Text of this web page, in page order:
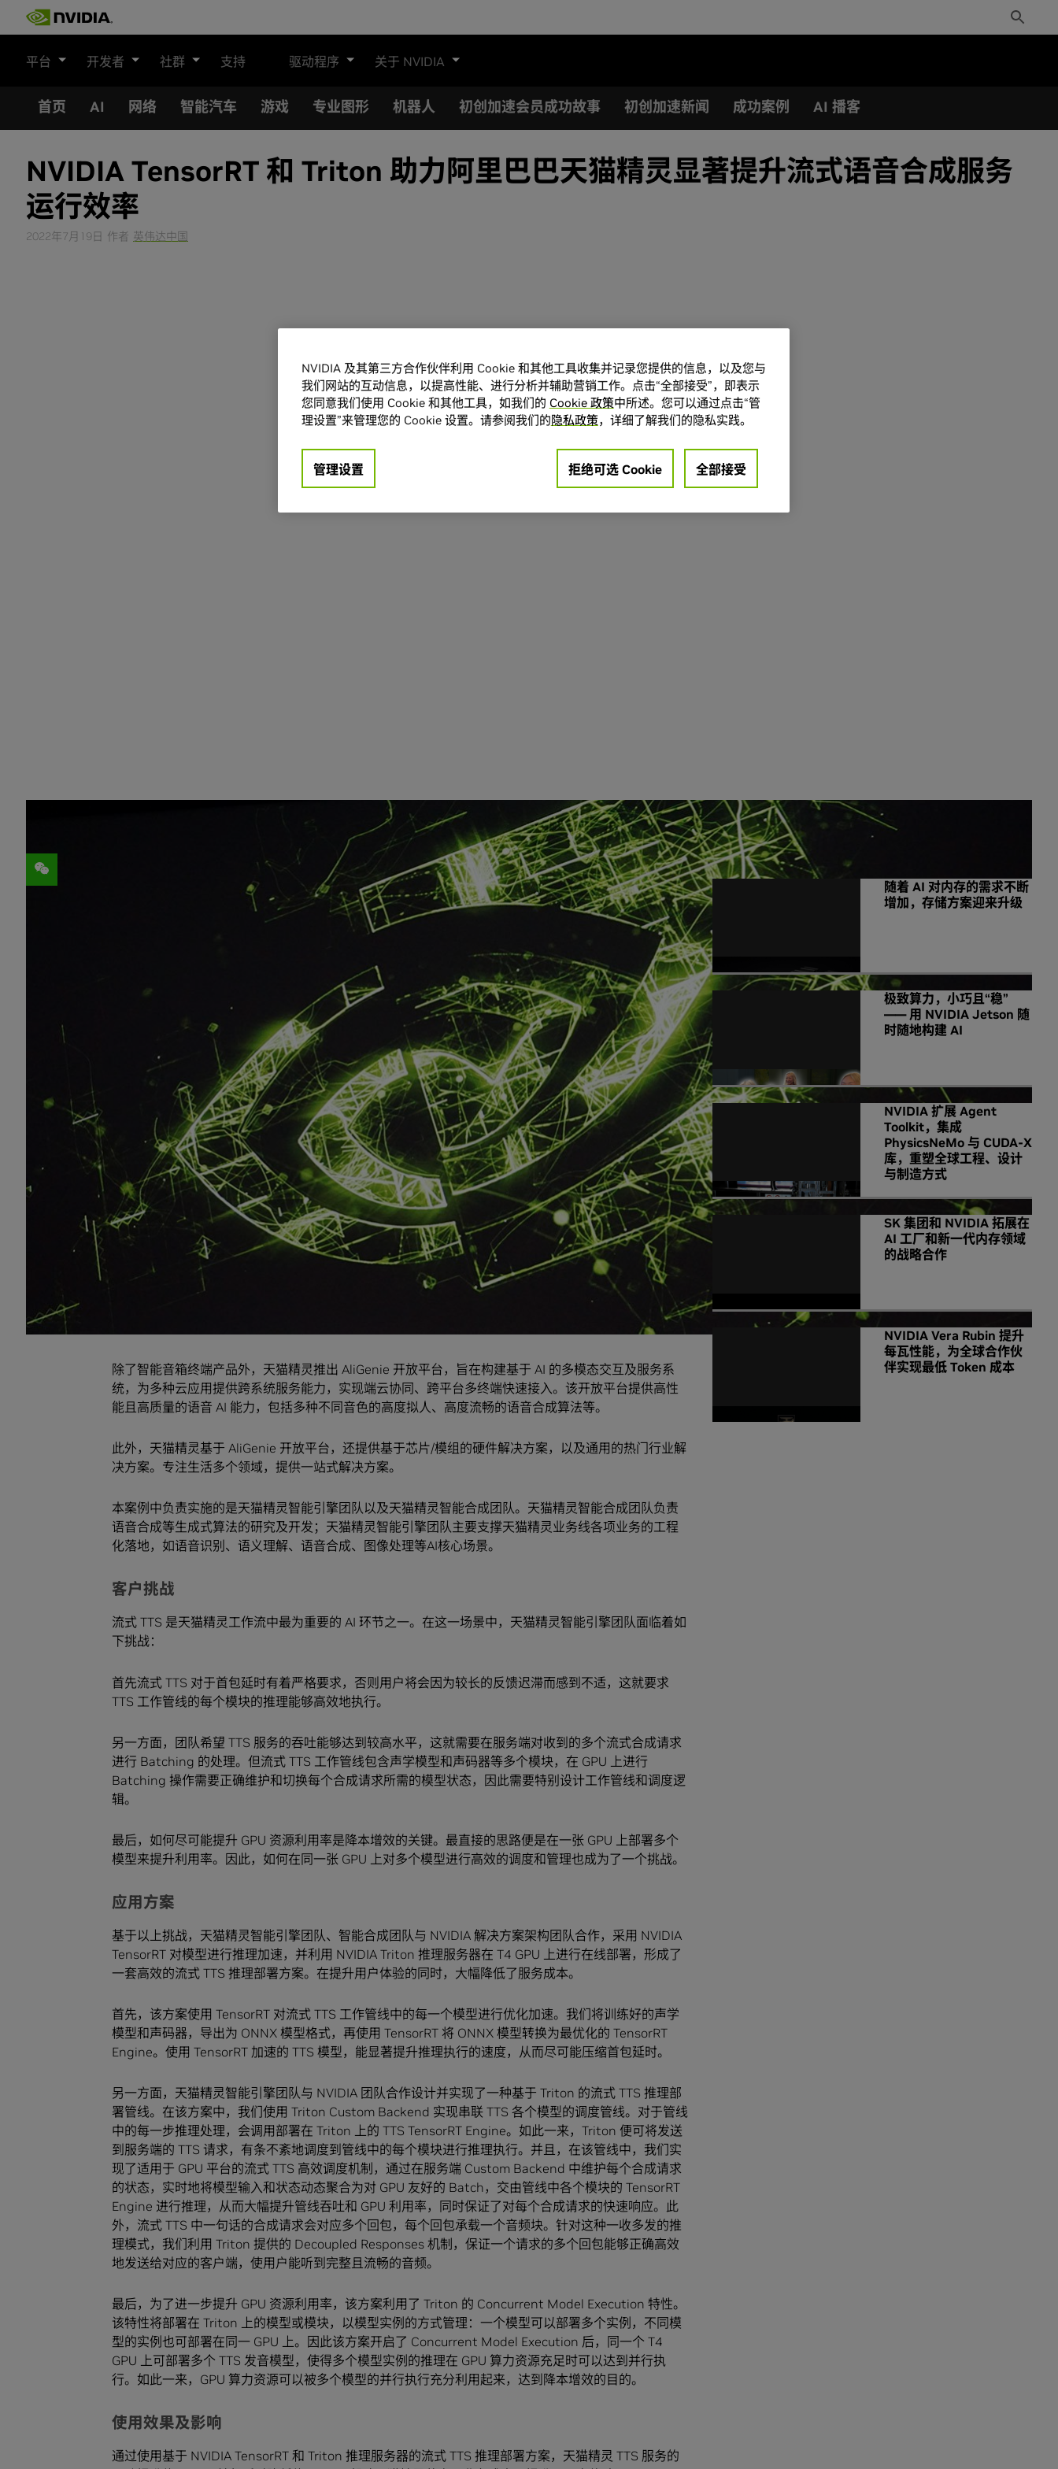
Toggle
Search
平台 开发者 社群 支持 驱动程序 关于 NVIDIA
首页 AI 网络 智能汽车 游戏 专业图形 机器人 初创加速会员成功故事 初创加速新闻 成功案例 AI 播客
NVIDIA TensorRT 和 Triton 助力阿里巴巴天猫精灵显著提升流式语音合成服务
运行效率
2022年7月19日 作者 英伟达中国
本案例中天猫精灵智能引擎团队、智能合成团队与 NVIDIA 团队合作，通过利用 NVIDIA TensorRT 加
速流式语音合成（Text-to-Speech，以下简称 TTS）深度学习模型，并借助 NVIDIA Triton 推理服务
器在 NVIDIA T4 GPU 上进行高效部署，帮助阿里巴巴天猫精灵流式 TTS 服务将吞吐提升 50%，首包
延时降低 35%，大幅提升服务运行效率，提升资源利用率。
本案例主要应用到 NVIDIA GPU、NVIDIA TensorRT 和 Triton 推理服务器。
In this case, Alibaba Tmall Genie has cooperated with NVIDIA to accelerate the deep learning
models of text-to-speech synthesis (TTS) with NVIDIA TensorRT and Triton Inference Server for
highly-efficient deployment on NVIDIA T4 GPU. The throughput of Alibaba Tmall Genie TTS
service is increased by 50% and the first-packet latency is reduced by 35%, which significantly
improve the service efficiency and resource utilization.
The primary products utilized in the case is NVIDIA T4 GPU, NVIDIA TensorRT and NVIDIA Triton
Inference Server.
客户简介及应用背景
天猫精灵（Tmall Genie）是阿里巴巴消费者人工智能一级公司，于 2017 年 9 月发布第一代天猫精灵智
能终端 X1。让用户以自然语言对话的交互方式，实现影音娱乐、购物、信息查询、生活服务等功能操
作，成为消费者的家庭助手。目前，天猫精灵已经服务超过 3000 万中国家庭，在三方权威统计中不仅
除了智能音箱终端产品外，天猫精灵推出 AliGenie 开放平台，旨在构建基于 AI 的多模态交互及服务系
统，为多种云应用提供跨系统服务能力，实现端云协同、跨平台多终端快速接入。该开放平台提供高性
能且高质量的语音 AI 能力，包括多种不同音色的高度拟人、高度流畅的语音合成算法等。
此外，天猫精灵基于 AliGenie 开放平台，还提供基于芯片/模组的硬件解决方案，以及通用的热门行业解
决方案。专注生活多个领域，提供一站式解决方案。
本案例中负责实施的是天猫精灵智能引擎团队以及天猫精灵智能合成团队。天猫精灵智能合成团队负责
语音合成等生成式算法的研究及开发；天猫精灵智能引擎团队主要支撑天猫精灵业务线各项业务的工程
化落地，如语音识别、语义理解、语音合成、图像处理等AI核心场景。
客户挑战
流式 TTS 是天猫精灵工作流中最为重要的 AI 环节之一。在这一场景中，天猫精灵智能引擎团队面临着如
下挑战：
首先流式 TTS 对于首包延时有着严格要求，否则用户将会因为较长的反馈迟滞而感到不适，这就要求
TTS 工作管线的每个模块的推理能够高效地执行。
另一方面，团队希望 TTS 服务的吞吐能够达到较高水平，这就需要在服务端对收到的多个流式合成请求
进行 Batching 的处理。但流式 TTS 工作管线包含声学模型和声码器等多个模块，在 GPU 上进行
Batching 操作需要正确维护和切换每个合成请求所需的模型状态，因此需要特别设计工作管线和调度逻
辑。
最后，如何尽可能提升 GPU 资源利用率是降本增效的关键。最直接的思路便是在一张 GPU 上部署多个
模型来提升利用率。因此，如何在同一张 GPU 上对多个模型进行高效的调度和管理也成为了一个挑战。
应用方案
基于以上挑战，天猫精灵智能引擎团队、智能合成团队与 NVIDIA 解决方案架构团队合作，采用 NVIDIA
TensorRT 对模型进行推理加速，并利用 NVIDIA Triton 推理服务器在 T4 GPU 上进行在线部署，形成了
一套高效的流式 TTS 推理部署方案。在提升用户体验的同时，大幅降低了服务成本。
首先，该方案使用 TensorRT 对流式 TTS 工作管线中的每一个模型进行优化加速。我们将训练好的声学
模型和声码器，导出为 ONNX 模型格式，再使用 TensorRT 将 ONNX 模型转换为最优化的 TensorRT
Engine。使用 TensorRT 加速的 TTS 模型，能显著提升推理执行的速度，从而尽可能压缩首包延时。
另一方面，天猫精灵智能引擎团队与 NVIDIA 团队合作设计并实现了一种基于 Triton 的流式 TTS 推理部
署管线。在该方案中，我们使用 Triton Custom Backend 实现串联 TTS 各个模型的调度管线。对于管线
中的每一步推理处理，会调用部署在 Triton 上的 TTS TensorRT Engine。如此一来，Triton 便可将发送
到服务端的 TTS 请求，有条不紊地调度到管线中的每个模块进行推理执行。并且，在该管线中，我们实
现了适用于 GPU 平台的流式 TTS 高效调度机制，通过在服务端 Custom Backend 中维护每个合成请求
的状态，实时地将模型输入和状态动态聚合为对 GPU 友好的 Batch，交由管线中各个模块的 TensorRT
Engine 进行推理，从而大幅提升管线吞吐和 GPU 利用率，同时保证了对每个合成请求的快速响应。此
外，流式 TTS 中一句话的合成请求会对应多个回包，每个回包承载一个音频块。针对这种一收多发的推
理模式，我们利用 Triton 提供的 Decoupled Responses 机制，保证一个请求的多个回包能够正确高效
地发送给对应的客户端，使用户能听到完整且流畅的音频。
最后，为了进一步提升 GPU 资源利用率，该方案利用了 Triton 的 Concurrent Model Execution 特性。
该特性将部署在 Triton 上的模型或模块，以模型实例的方式管理：一个模型可以部署多个实例，不同模
型的实例也可部署在同一 GPU 上。因此该方案开启了 Concurrent Model Execution 后，同一个 T4
GPU 上可部署多个 TTS 发音模型，使得多个模型实例的推理在 GPU 算力资源充足时可以达到并行执
行。如此一来，GPU 算力资源可以被多个模型的并行执行充分利用起来，达到降本增效的目的。
使用效果及影响
通过使用基于 NVIDIA TensorRT 和 Triton 推理服务器的流式 TTS 推理部署方案，天猫精灵 TTS 服务的
NVIDIA 相关新闻
随着 AI 对内存的需求不断
增加，存储方案迎来升级
极致算力，小巧且“稳”
—— 用 NVIDIA Jetson 随
时随地构建 AI
NVIDIA 扩展 Agent
Toolkit，集成
PhysicsNeMo 与 CUDA-X
库，重塑全球工程、设计
与制造方式
SK 集团和 NVIDIA 拓展在
AI 工厂和新一代内存领域
的战略合作
NVIDIA Vera Rubin 提升
每瓦性能，为全球合作伙
伴实现最低 Token 成本
NVIDIA 及其第三方合作伙伴利用 Cookie 和其他工具收集并记录您提供的信息，以及您与
我们网站的互动信息，以提高性能、进行分析并辅助营销工作。点击“全部接受”，即表示
您同意我们使用 Cookie 和其他工具，如我们的 Cookie 政策中所述。您可以通过点击“管
理设置”来管理您的 Cookie 设置。请参阅我们的隐私政策，详细了解我们的隐私实践。
管理设置 拒绝可选 Cookie 全部接受